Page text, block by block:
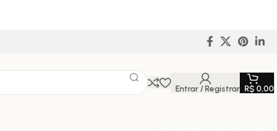
Entrar / Registrar R$ 0,00